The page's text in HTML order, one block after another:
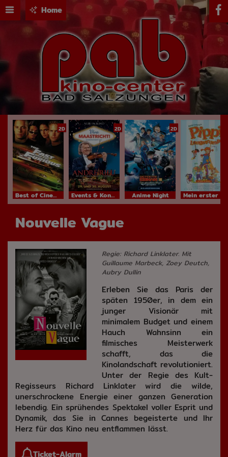
Home
2D
Best of Cinema
2D
Events & Konzerte
2D
Anime Night
Nouvelle Vague
Regie: Richard Linklater. Mit
Guillaume Marbeck, Zoey Deutch,
Aubry Dullin
Erleben Sie das Paris der
späten 1950er, in dem ein
junger Visionär mit
minimalem Budget und einem
Hauch Wahnsinn ein
filmisches Meisterwerk
schafft, das die
Kinolandschaft revolutioniert.
Unter der Regie des Kult-
Regisseurs Richard Linklater wird die wilde,
unerschrockene Energie einer ganzen Generation
lebendig. Ein sprühendes Spektakel voller Esprit und
Dynamik, das Sie in Cannes begeisterte und Ihr
Herz für das Kino neu entflammen lässt.
Ticket-Alarm